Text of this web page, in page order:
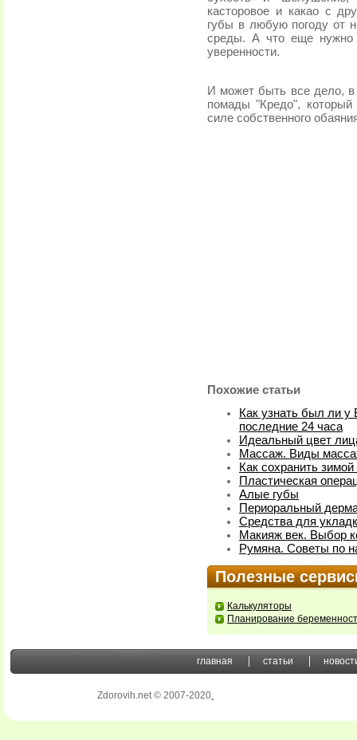
касторовое и какао с
губы в любую погоду от
среды. А что еще нужно
уверенности.
И может быть все дело,
помады "Кредо",
силе собственного
Похожие статьи
Как узнать был ли у
последние 24 часа
Идеальный цвет
Массаж. Виды
Как сохранить
Пластическая
Алые губы
Периоральный
Средства для
Макияж век. Выбор
Румяна. Советы по
Полезные
Калькуляторы
Планирование
главная статьи
Zdorovih.net © 2007-2020